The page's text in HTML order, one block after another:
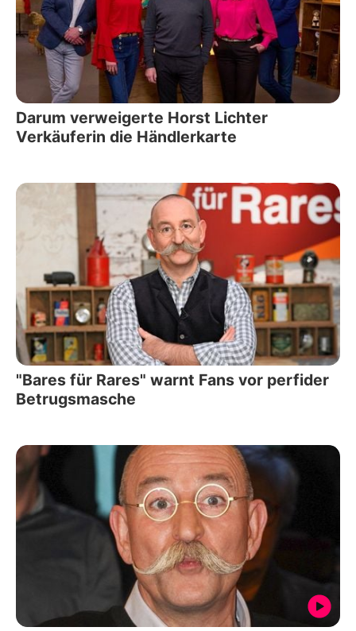
Darum verweigerte Horst Lichter
Verkäuferin die Händlerkarte
"Bares für Rares" warnt Fans vor perfider
Betrugsmasche